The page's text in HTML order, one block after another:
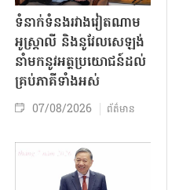
ទំនាក់ទំនងរវាងវៀតណាម
អូស្ត្រាលី និងនូវែលសេឡង់
នាំមកនូវអត្ថប្រយោជន៍ដល់
គ្រប់ភាគីទាំងអស់
07/08/2026 ព័ត៌មាន